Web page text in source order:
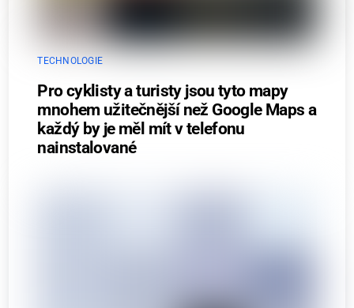
TECHNOLOGIE
Pro cyklisty a turisty jsou tyto mapy
mnohem užitečnější než Google Maps a
každý by je měl mít v telefonu
nainstalované